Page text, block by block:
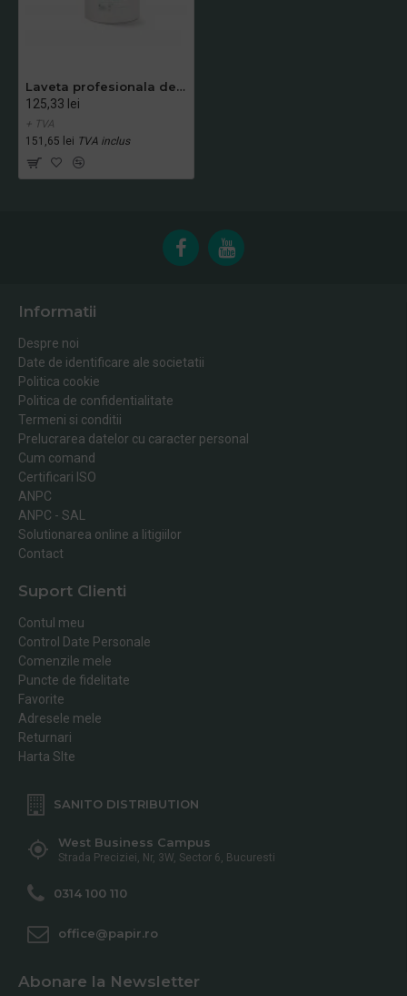
Laveta profesionala de curatare, Clean Max 175 m/ rola, Alb
125,33 lei
+ TVA
151,65 lei TVA inclus
Informatii
Despre noi
Date de identificare ale societatii
Politica cookie
Politica de confidentialitate
Termeni si conditii
Prelucrarea datelor cu caracter personal
Cum comand
Certificari ISO
ANPC
ANPC - SAL
Solutionarea online a litigiilor
Contact
Suport Clienti
Contul meu
Control Date Personale
Comenzile mele
Puncte de fidelitate
Favorite
Adresele mele
Returnari
Harta SIte
SANITO DISTRIBUTION
West Business Campus
Strada Preciziei, Nr, 3W, Sector 6, Bucuresti
0314 100 110
office@papir.ro
Abonare la Newsletter